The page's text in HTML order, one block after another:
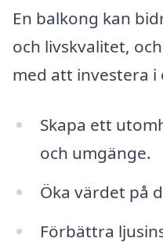
En balkong kan
och livskvalitet,
med att investera i
Skapa ett
och umgänge.
Öka värdet på
Förbättra